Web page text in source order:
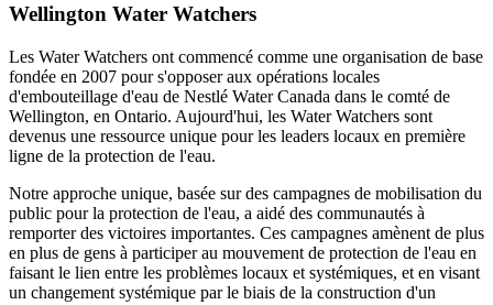
Wellington Water Watchers
Les Water Watchers ont commencé comme une organisation de base
fondée en 2007 pour s'opposer aux opérations locales
d'embouteillage d'eau de Nestlé Water Canada dans le comté de
Wellington, en Ontario. Aujourd'hui, les Water Watchers sont
devenus une ressource unique pour les leaders locaux en première
ligne de la protection de l'eau.
Notre approche unique, basée sur des campagnes de mobilisation du
public pour la protection de l'eau, a aidé des communautés à
remporter des victoires importantes. Ces campagnes amènent de plus
en plus de gens à participer au mouvement de protection de l'eau en
faisant le lien entre les problèmes locaux et systémiques, et en visant
un changement systémique par le biais de la construction d'un